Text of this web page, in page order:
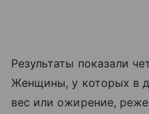
Результаты показали
Женщины, у которых в
вес или ожирение,